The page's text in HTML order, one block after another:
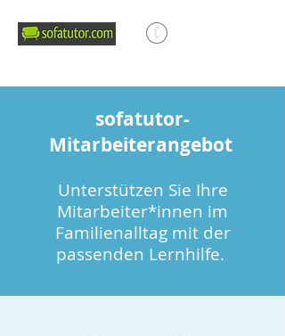
sofatutor-
Mitarbeiterangebot
Unterstützen Sie Ihre
Mitarbeiter*innen im
Familienalltag mit der
passenden Lernhilfe.